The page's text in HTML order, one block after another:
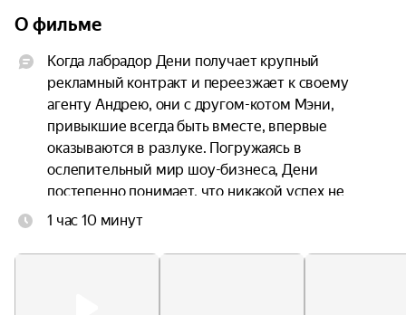
О фильме
Когда лабрадор Дени получает крупный
рекламный контракт и переезжает к своему
агенту Андрею, они с другом-котом Мэни,
привыкшие всегда быть вместе, впервые
оказываются в разлуке. Погружаясь в
ослепительный мир шоу-бизнеса, Дени
постепенно понимает, что никакой успех не
способен заменить семью, а искренность ценнее
переживает кризис в отношениях с невестой, и
1 час 10 минут